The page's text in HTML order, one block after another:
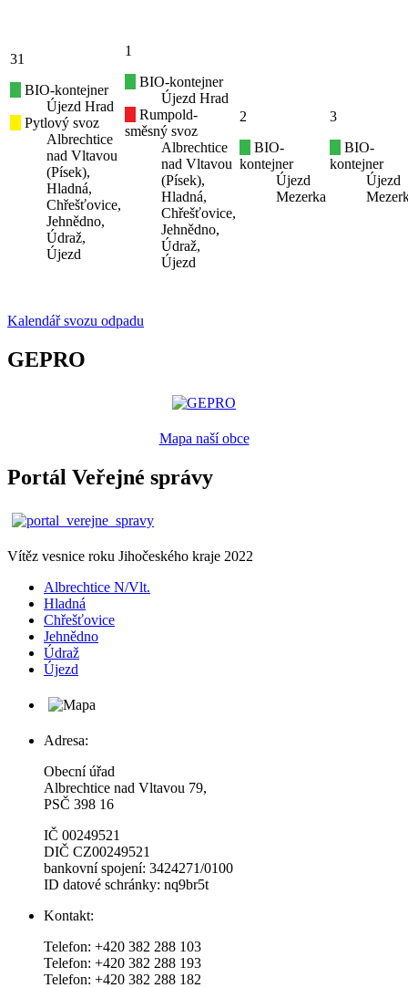
31
BIO-kontejner
Újezd Hrad
Pytlový svoz
Albrechtice
nad Vltavou
(Písek),
Hladná,
Chřešťovice,
Jehnědno,
Údraž,
Újezd
1
BIO-kontejner
Újezd Hrad
Rumpold-
směsný svoz
Albrechtice
nad Vltavou
(Písek),
Hladná,
Chřešťovice,
Jehnědno,
Údraž,
Újezd
2
BIO-
kontejner
Újezd
Mezerka
3
BIO-
kontejner
Újezd
Kalendář svozu odpadu
GEPRO
Mapa naší obce
Portál Veřejné správy
Vítěz vesnice roku Jihočeského kraje 2022
Albrechtice N/Vlt.
Hladná
Chřešťovice
Jehnědno
Údraž
Újezd
Adresa:
Obecní úřad
Albrechtice nad Vltavou 79,
PSČ 398 16
IČ 00249521
DIČ CZ00249521
bankovní spojení: 3424271/0100
ID datové schránky: nq9br5t
Kontakt:
Telefon: +420 382 288 103
Telefon: +420 382 288 193
Telefon: +420 382 288 182